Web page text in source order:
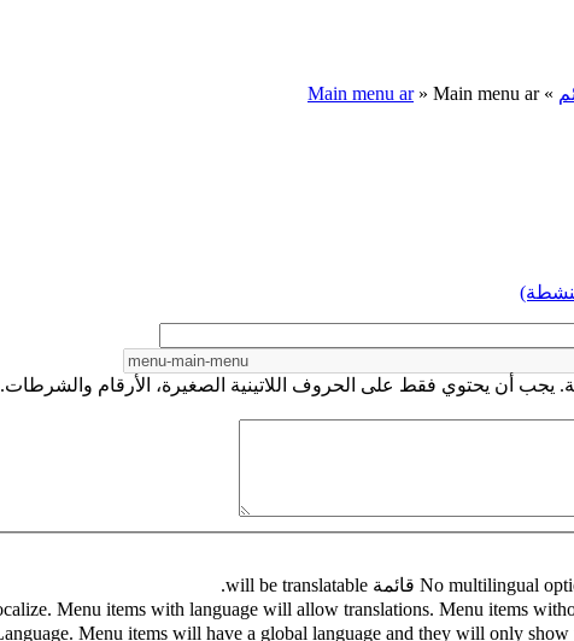
»
Main menu ar » Main menu ar
يجب أن يحتوي فقط على الحروف اللاتينية الصغيرة، الأرقام والشرطات.